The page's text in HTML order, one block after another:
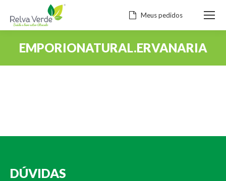
Meus pedidos
EMPORIONATURAL.ERVANARIA
DÚVIDAS